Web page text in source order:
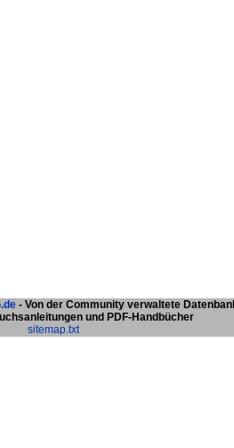
- Von der Community verwaltete
und PDF-Handbücher
sitemap.txt